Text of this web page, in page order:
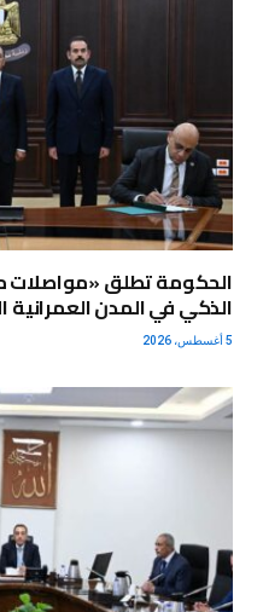
الحكومة تطلق «مواصلات
الذكي في المدن العمرانية
5 أغسطس، 2026